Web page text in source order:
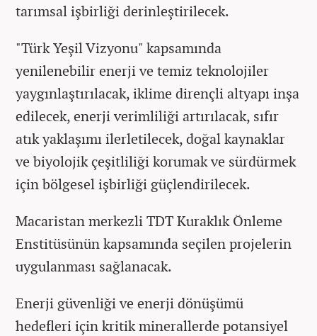
tarımsal işbirliği derinleştirilecek.
"Türk Yeşil Vizyonu" kapsamında
yenilenebilir enerji ve temiz teknolojiler
yaygınlaştırılacak, iklime dirençli altyapı inşa
edilecek, enerji verimliliği artırılacak, sıfır
atık yaklaşımı ilerletilecek, doğal kaynaklar
ve biyolojik çeşitliliği korumak ve sürdürmek
için bölgesel işbirliği güçlendirilecek.
Macaristan merkezli TDT Kuraklık Önleme
Enstitüsünün kapsamında seçilen projelerin
uygulanması sağlanacak.
Enerji güvenliği ve enerji dönüşümü
hedefleri için kritik minerallerde potansiyel